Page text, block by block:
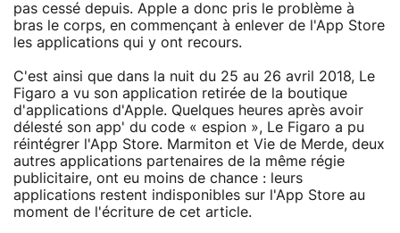
pas cessé depuis. Apple a donc pris le problème à
bras le corps, en commençant à enlever de l'App Store
les applications qui y ont recours.
C'est ainsi que dans la nuit du 25 au 26 avril 2018, Le
Figaro a vu son application retirée de la boutique
d'applications d'Apple. Quelques heures après avoir
délesté son app' du code « espion », Le Figaro a pu
réintégrer l'App Store. Marmiton et Vie de Merde, deux
autres applications partenaires de la même régie
publicitaire, ont eu moins de chance : leurs
applications restent indisponibles sur l'App Store au
moment de l'écriture de cet article.